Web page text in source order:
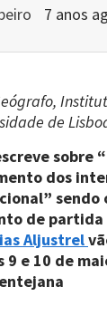
7 anos
de
sobre
dos
sendo
de
Aljustrel
9 e 10 de